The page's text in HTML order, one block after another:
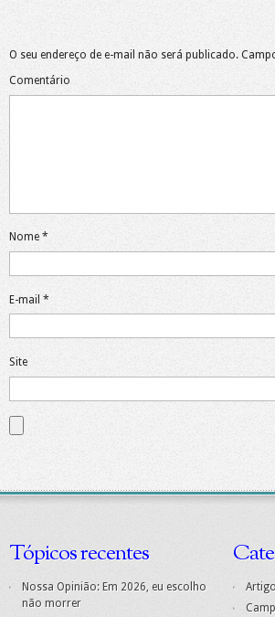
O seu endereço de e-mail não será publicado.
Comentário
Nome *
E-mail *
Site
Tópicos recentes
Nossa Opinião: Em 2026, eu escolho
não morrer